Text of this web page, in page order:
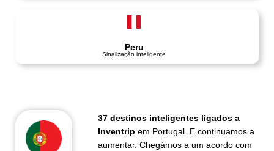
Peru
Sinalização inteligente
37 destinos inteligentes ligados a
Inventrip em Portugal. E continuamos a
aumentar. Chegámos a um acordo com